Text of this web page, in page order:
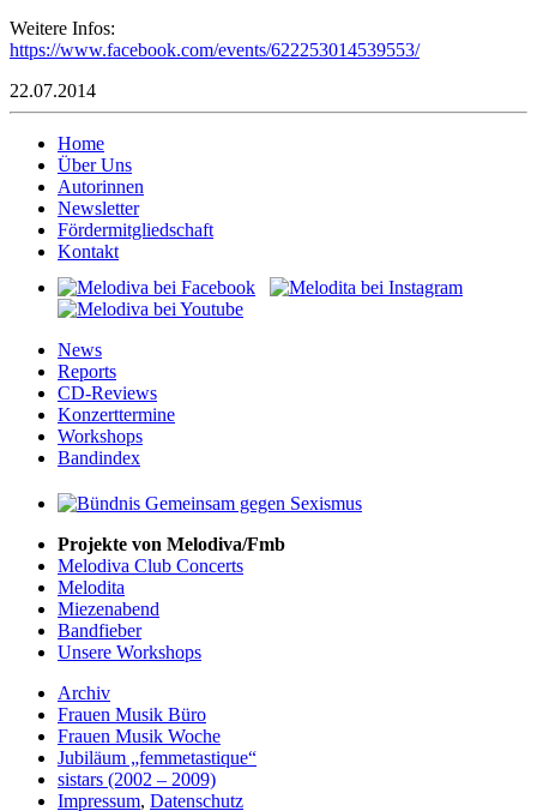
Weitere Infos:
https://www.facebook.com/events/622253014539553/
22.07.2014
Home
Über Uns
Autorinnen
Newsletter
Fördermitgliedschaft
Kontakt
News
Reports
CD-Reviews
Konzerttermine
Workshops
Bandindex
Projekte von Melodiva/Fmb
Melodiva Club Concerts
Melodita
Miezenabend
Bandfieber
Unsere Workshops
Archiv
Frauen Musik Büro
Frauen Musik Woche
Jubiläum „femmetastique“
sistars (2002 – 2009)
Impressum, Datenschutz